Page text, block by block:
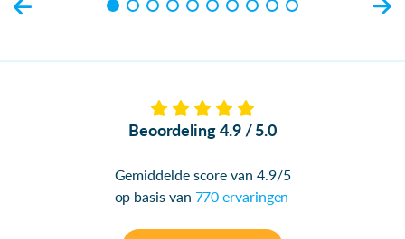
Beoordeling 4.9 / 5.0
Gemiddelde score van 4.9/5
op basis van 770 ervaringen